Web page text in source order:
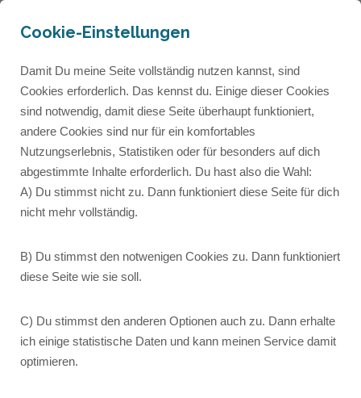
Autorenseite
Lorem ipsum dolor sit amet, consetetur
sadipscing elitr, sed diam nonumy eirmod tempor
sed diam voluptua.
Cookie-Einstellungen
Damit Du meine Seite vollständig nutzen kannst, sind
Cookies erforderlich. Das kennst du. Einige dieser Cookies
sind notwendig, damit diese Seite überhaupt funktioniert,
andere Cookies sind nur für ein komfortables
Nutzungserlebnis, Statistiken oder für besonders auf dich
abgestimmte Inhalte erforderlich. Du hast also die Wahl:
A) Du stimmst nicht zu. Dann funktioniert diese Seite für dich
nicht mehr vollständig.
B) Du stimmst den notwenigen Cookies zu. Dann funktioniert
diese Seite wie sie soll.
C) Du stimmst den anderen Optionen auch zu. Dann erhalte
ich einige statistische Daten und kann meinen Service damit
optimieren.